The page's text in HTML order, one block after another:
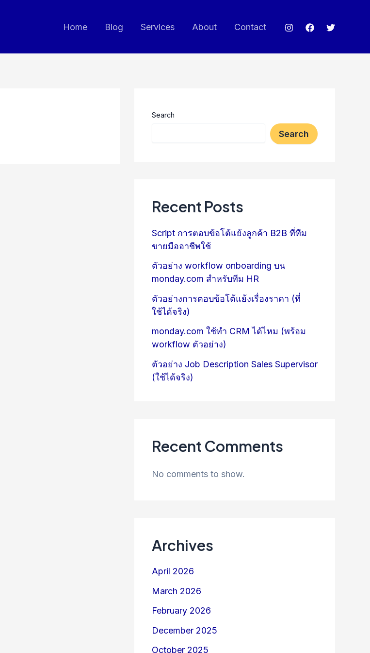
Home Blog Services About Contact
Search
Search
Recent Posts
Script การตอบข้อโต้แย้งลูกค้า B2B ที่ทีม
ขายมืออาชีพใช้
ตัวอย่าง workflow onboarding บน
monday.com สำหรับทีม HR
ตัวอย่างการตอบข้อโต้แย้งเรื่องราคา (ที่
ใช้ได้จริง)
monday.com ใช้ทำ CRM ได้ไหม (พร้อม
workflow ตัวอย่าง)
ตัวอย่าง Job Description Sales Supervisor
(ใช้ได้จริง)
Recent Comments
No comments to show.
Archives
April 2026
March 2026
February 2026
December 2025
October 2025